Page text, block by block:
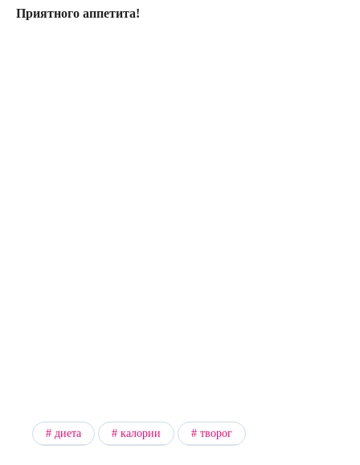
Приятного аппетита!
диета калории творог